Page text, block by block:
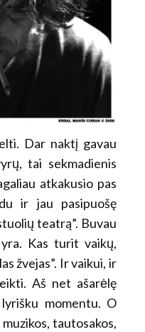
Dar naktį gavau
tai sekmadienis
atkakusio pas
ir jau pasipuošę
teatrą”. Buvau
Kas turit vaikų,
žvejas”. Ir vaikui, ir
Aš net ašarėlę
momentu. O
tautosakos,